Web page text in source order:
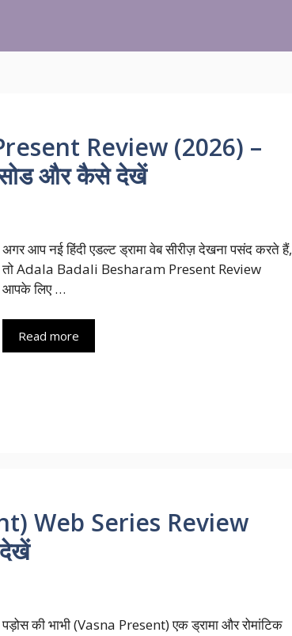
Review (2026) –
और कैसे देखें
अगर आप नई हिंदी एडल्ट ड्रामा वेब सीरीज़ देखना पसंद करते हैं,
तो Adala Badali Besharam Present Review
आपके लिए …
Read more
Web Series Review
पड़ोस की भाभी (Vasna Present) एक ड्रामा और रोमांटिक